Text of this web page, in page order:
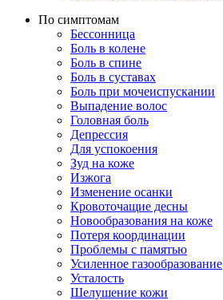
По симптомам
Бессонница
Боль в колене
Боль в спине
Боль в суставах
Боль при мочеиспускании
Выпадение волос
Головная боль
Депрессия
Для успокоения
Зуд на коже
Изжога
Изменение осанки
Кровоточащие десны
Новообразования на коже
Потеря координации
Проблемы с памятью
Усиленное газообразование
Усталость
Шелушение кожи